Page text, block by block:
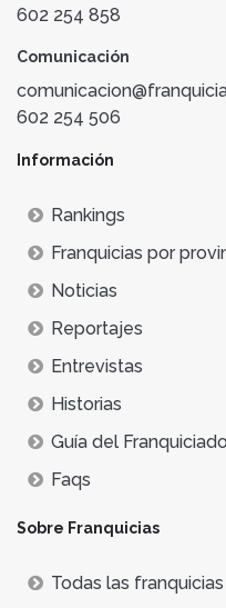
602 254 858
Comunicación
602 254 506
Información
Rankings
Franquicias por
Noticias
Reportajes
Entrevistas
Historias
Guía del Franquiciado
Faqs
Sobre Franquicias
Todas las franquicias